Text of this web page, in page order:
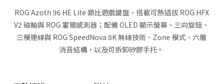
ROG Azoth 96 HE Lite 類比遊戲鍵盤，搭載可熱插拔 ROG HFX
V2 磁軸與 ROG 霍爾感測器；配備 OLED 顯示螢幕、三向旋鈕、
三模連線與 ROG SpeedNova 8K 無線技術、Zone 模式、六層
消音結構，以及可拆卸矽膠手托。